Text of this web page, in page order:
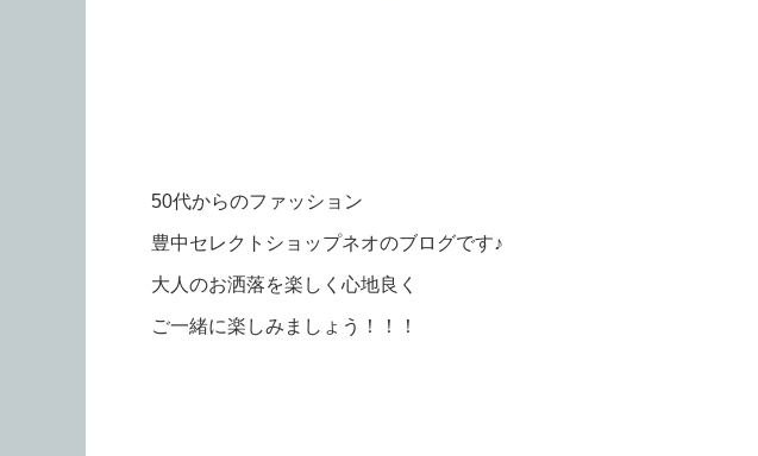
50代からのファッション
豊中セレクトショップネオのブログです♪
大人のお洒落を楽しく心地良く
ご一緒に楽しみましょう！！！